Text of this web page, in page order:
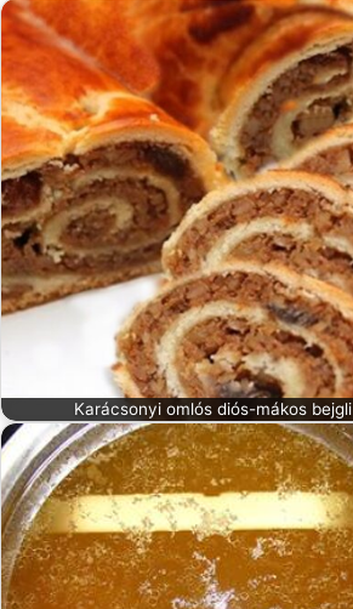
Karácsonyi omlós diós-mákos bejgli